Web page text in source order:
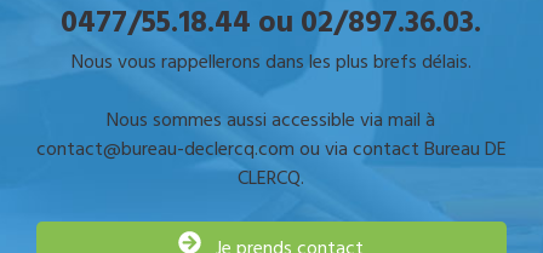
0477/55.18.44 ou 02/897.36.03.
Nous vous rappellerons dans les plus brefs délais.
Nous sommes aussi accessible via mail à
contact@bureau-declercq.com ou via contact Bureau DE
CLERCQ.